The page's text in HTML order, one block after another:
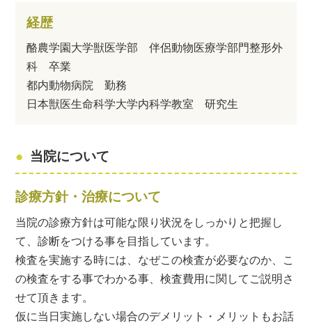
経歴
酪農学園大学獣医学部 伴侶動物医療学部門整形外
科 卒業
都内動物病院 勤務
日本獣医生命科学大学内科学教室 研究生
当院について
診療方針・治療について
当院の診療方針は可能な限り状況をしっかりと把握し
て、診断をつける事を目指しています。
検査を実施する時には、なぜこの検査が必要なのか、こ
の検査をする事でわかる事、検査費用に関してご説明さ
せて頂きます。
仮に当日実施しない場合のデメリット・メリットもお話